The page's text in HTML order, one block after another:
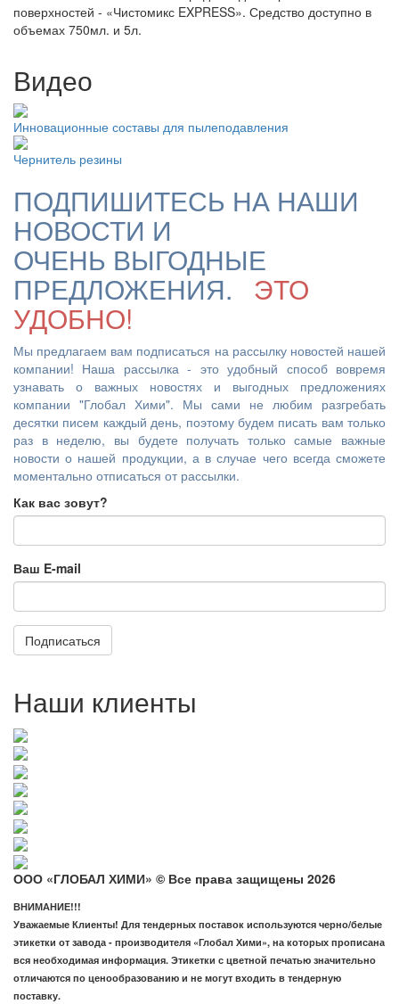
поверхностей - «Чистомикс EXPRESS». Средство доступно в
объемах 750мл. и 5л.
Видео
Инновационные составы для пылеподавления
Чернитель резины
ПОДПИШИТЕСЬ НА НАШИ
НОВОСТИ И
ОЧЕНЬ ВЫГОДНЫЕ
ПРЕДЛОЖЕНИЯ. ЭТО
УДОБНО!
Мы предлагаем вам подписаться на рассылку новостей нашей
компании! Наша рассылка - это удобный способ вовремя
узнавать о важных новостях и выгодных предложениях
компании "Глобал Хими". Мы сами не любим разгребать
десятки писем каждый день, поэтому будем писать вам только
раз в неделю, вы будете получать только самые важные
новости о нашей продукции, а в случае чего всегда сможете
моментально отписаться от рассылки.
Как вас зовут?
Ваш E-mail
Подписаться
Наши клиенты
ООО «ГЛОБАЛ ХИМИ» © Все права защищены 2026
ВНИМАНИЕ!!!
Уважаемые Клиенты! Для тендерных поставок используются черно/белые
этикетки от завода - производителя «Глобал Хими», на которых прописана
вся необходимая информация. Этикетки с цветной печатью значительно
отличаются по ценообразованию и не могут входить в тендерную
поставку.